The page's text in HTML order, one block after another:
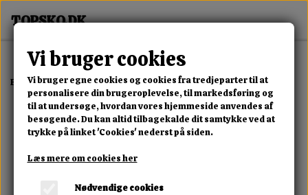
Forside Dame Alle Damesko Shadow Zip Boot
Vi bruger cookies
Vi bruger egne cookies og cookies fra tredjeparter til at
personalisere din brugeroplevelse, til markedsføring og
til at undersøge, hvordan vores hjemmeside anvendes af
besøgende. Du kan altid tilbagekalde dit samtykke ved at
trykke på linket 'Cookies' nederst på siden.
Læs mere om cookies her
Nødvendige cookies